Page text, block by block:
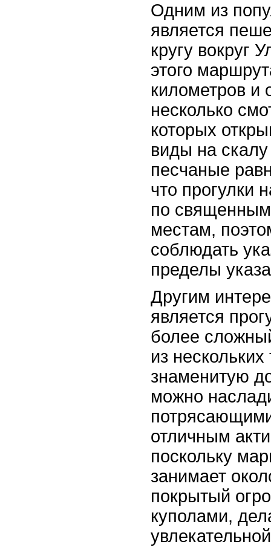
Одним из
является
кругу вокруг
этого
километров и
несколько
которых
виды на
песчаные
что прогулки
по
местам,
соблюдать
пределы
Другим
является
более
из
знаменитую
можно
отличным
поскольку
занимает
покрытый
куполами,